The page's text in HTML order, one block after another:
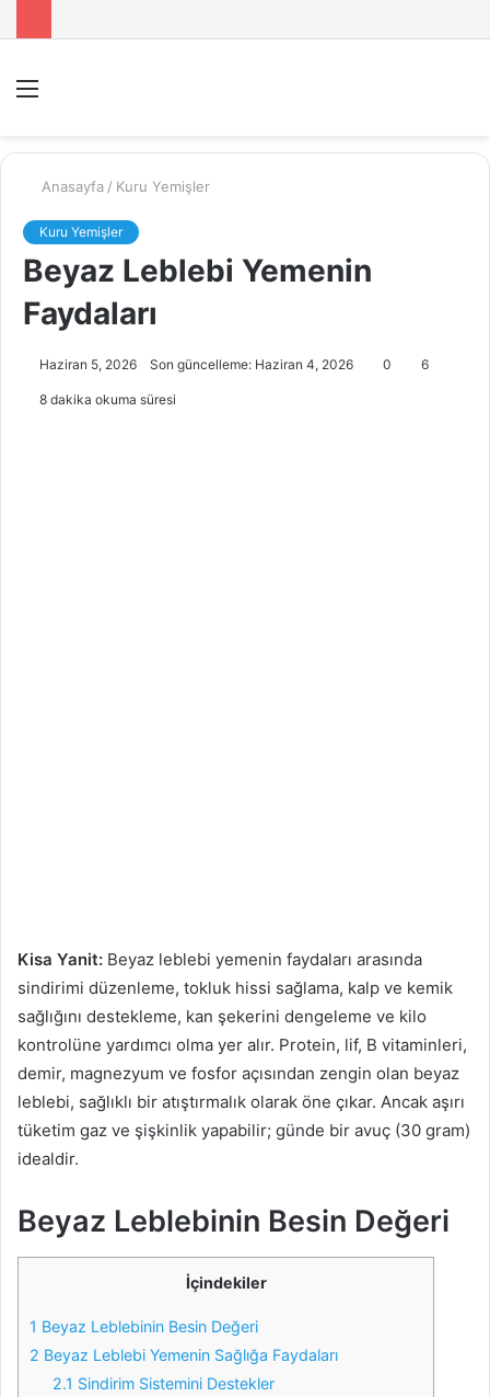
...
Anasayfa / Kuru Yemişler
Kuru Yemişler
Beyaz Leblebi Yemenin
Faydaları
Haziran 5, 2026 Son güncelleme: Haziran 4, 2026 0 6
8 dakika okuma süresi
Kisa Yanit: Beyaz leblebi yemenin faydaları arasında
sindirimi düzenleme, tokluk hissi sağlama, kalp ve kemik
sağlığını destekleme, kan şekerini dengeleme ve kilo
kontrolüne yardımcı olma yer alır. Protein, lif, B vitaminleri,
demir, magnezyum ve fosfor açısından zengin olan beyaz
leblebi, sağlıklı bir atıştırmalık olarak öne çıkar. Ancak aşırı
tüketim gaz ve şişkinlik yapabilir; günde bir avuç (30 gram)
idealdir.
Beyaz Leblebinin Besin Değeri
İçindekiler
1 Beyaz Leblebinin Besin Değeri
2 Beyaz Leblebi Yemenin Sağlığa Faydaları
2.1 Sindirim Sistemini Destekler